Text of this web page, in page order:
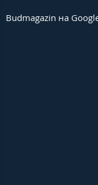
Budmagazin на